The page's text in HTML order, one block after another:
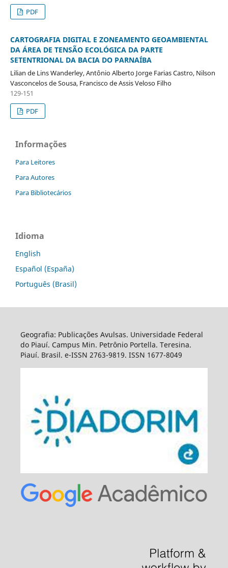
PDF
CARTOGRAFIA DIGITAL E ZONEAMENTO GEOAMBIENTAL
DA ÁREA DE TENSÃO ECOLÓGICA DA PARTE
SETENTRIONAL DA BACIA DO PARNAÍBA
Lilian de Lins Wanderley, Antônio Alberto Jorge Farias Castro, Nilson
Vasconcelos de Sousa, Francisco de Assis Veloso Filho
129-151
PDF
Informações
Para Leitores
Para Autores
Para Bibliotecários
Idioma
English
Español (España)
Português (Brasil)
Geografia: Publicações Avulsas. Universidade Federal
do Piauí. Campus Min. Petrônio Portella. Teresina.
Piauí. Brasil. e-ISSN 2763-9819. ISSN 1677-8049